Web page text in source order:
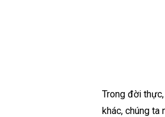
Trong đời
khác, chúng ta